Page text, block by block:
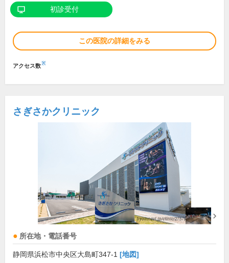
初診受付
この医院の詳細をみる
アクセス数※
さぎさかクリニック
所在地・電話番号
静岡県浜松市中央区大島町347-1 [地図]